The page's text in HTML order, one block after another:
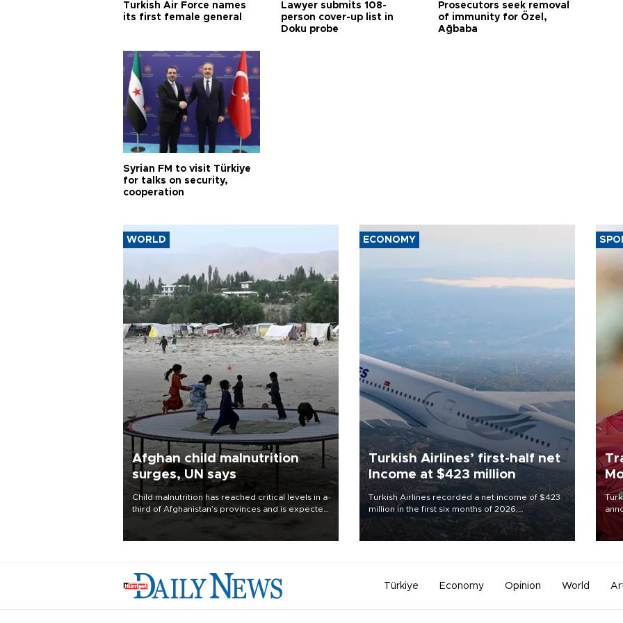
Turkish Air Force names
its first female general
Lawyer submits 108-
person cover-up list in
Doku probe
Prosecutors seek removal
of immunity for Özel,
Ağbaba
Syrian FM to visit Türkiye
for talks on security,
cooperation
WORLD
Afghan child malnutrition
surges, UN says
Child malnutrition has reached critical levels in a
third of Afghanistan’s provinces and is expected
to worsen as funding shortfalls force cuts in food
distributions and other support, the U.N. World
ECONOMY
Turkish Airlines’ first-half net
Income at $423 million
Turkish Airlines recorded a net income of $423
million in the first six months of 2026,
representing a 34.6 percent year-on-year
decline, according to the carrier’s financial
Türkiye Economy Opinion World